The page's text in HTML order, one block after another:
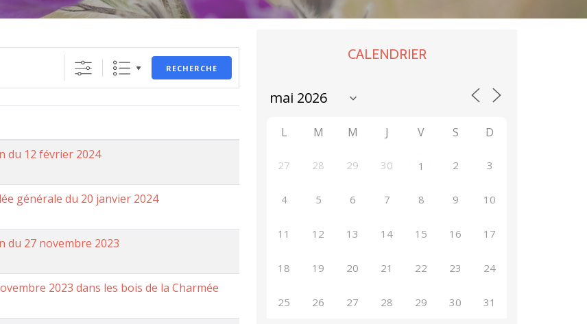
RECHERCHE
du 12 février 2024
générale du 20 janvier 2024
du 27 novembre 2023
2023 dans les bois de la Charmée
CALENDRIER
L M M J V S D
27 28 29 30 1 2 3
4 5 6 7 8 9 10
11 12 13 14 15 16 17
18 19 20 21 22 23 24
25 26 27 28 29 30 31